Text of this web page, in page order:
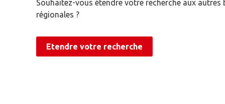
Souhaitez-vous étendre votre recherche aux autres
régionales ?
Etendre votre recherche